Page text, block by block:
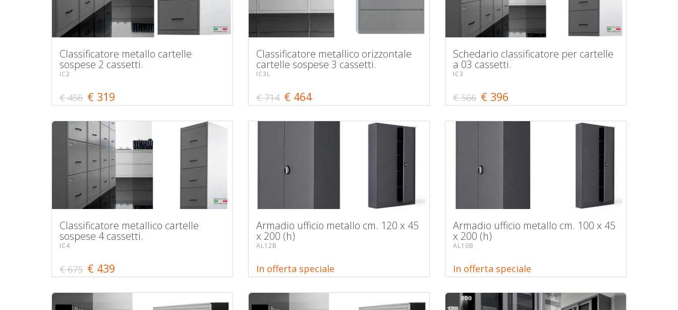
Classificatore metallo cartelle
sospese 2 cassetti.
IC2
€ 456 € 319
Classificatore metallico orizzontale
cartelle sospese 3 cassetti.
IC3L
€ 714 € 464
Schedario classificatore per cartelle
a 03 cassetti.
IC3
€ 566 € 396
Classificatore metallico cartelle
sospese 4 cassetti.
IC4
€ 675 € 439
Armadio ufficio metallo cm. 120 x 45
x 200 (h)
AL12B
In offerta speciale
Armadio ufficio metallo cm. 100 x 45
x 200 (h)
AL10B
In offerta speciale